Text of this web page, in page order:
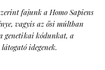
fajunk a Homo Sapiens
vagyis az ősi múltban
genetikai kódunkat, a
idegenek.